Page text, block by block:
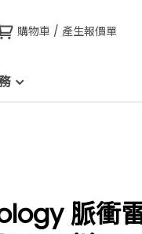
購物車 / 產生報價單
脈衝